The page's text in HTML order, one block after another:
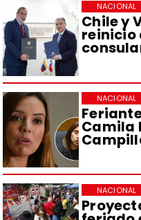
Chile y
reinicio
NACIONAL
Camila
NACIONAL
NACIONAL